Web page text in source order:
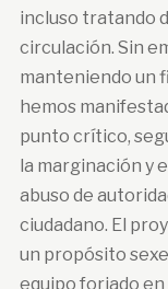
incluso tratando
circulación. Sin
manteniendo un
hemos
punto crítico,
la marginación y
abuso de
ciudadano. El
un propósito
equipo forjado